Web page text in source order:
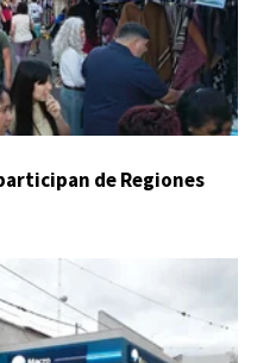
de Regiones